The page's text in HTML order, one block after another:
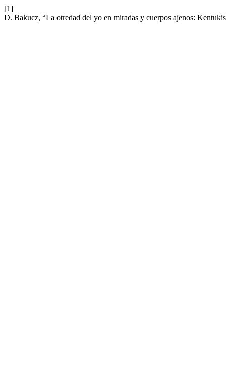
[1]
D. Bakucz, “La otredad del yo en miradas y cuerpos ajenos: